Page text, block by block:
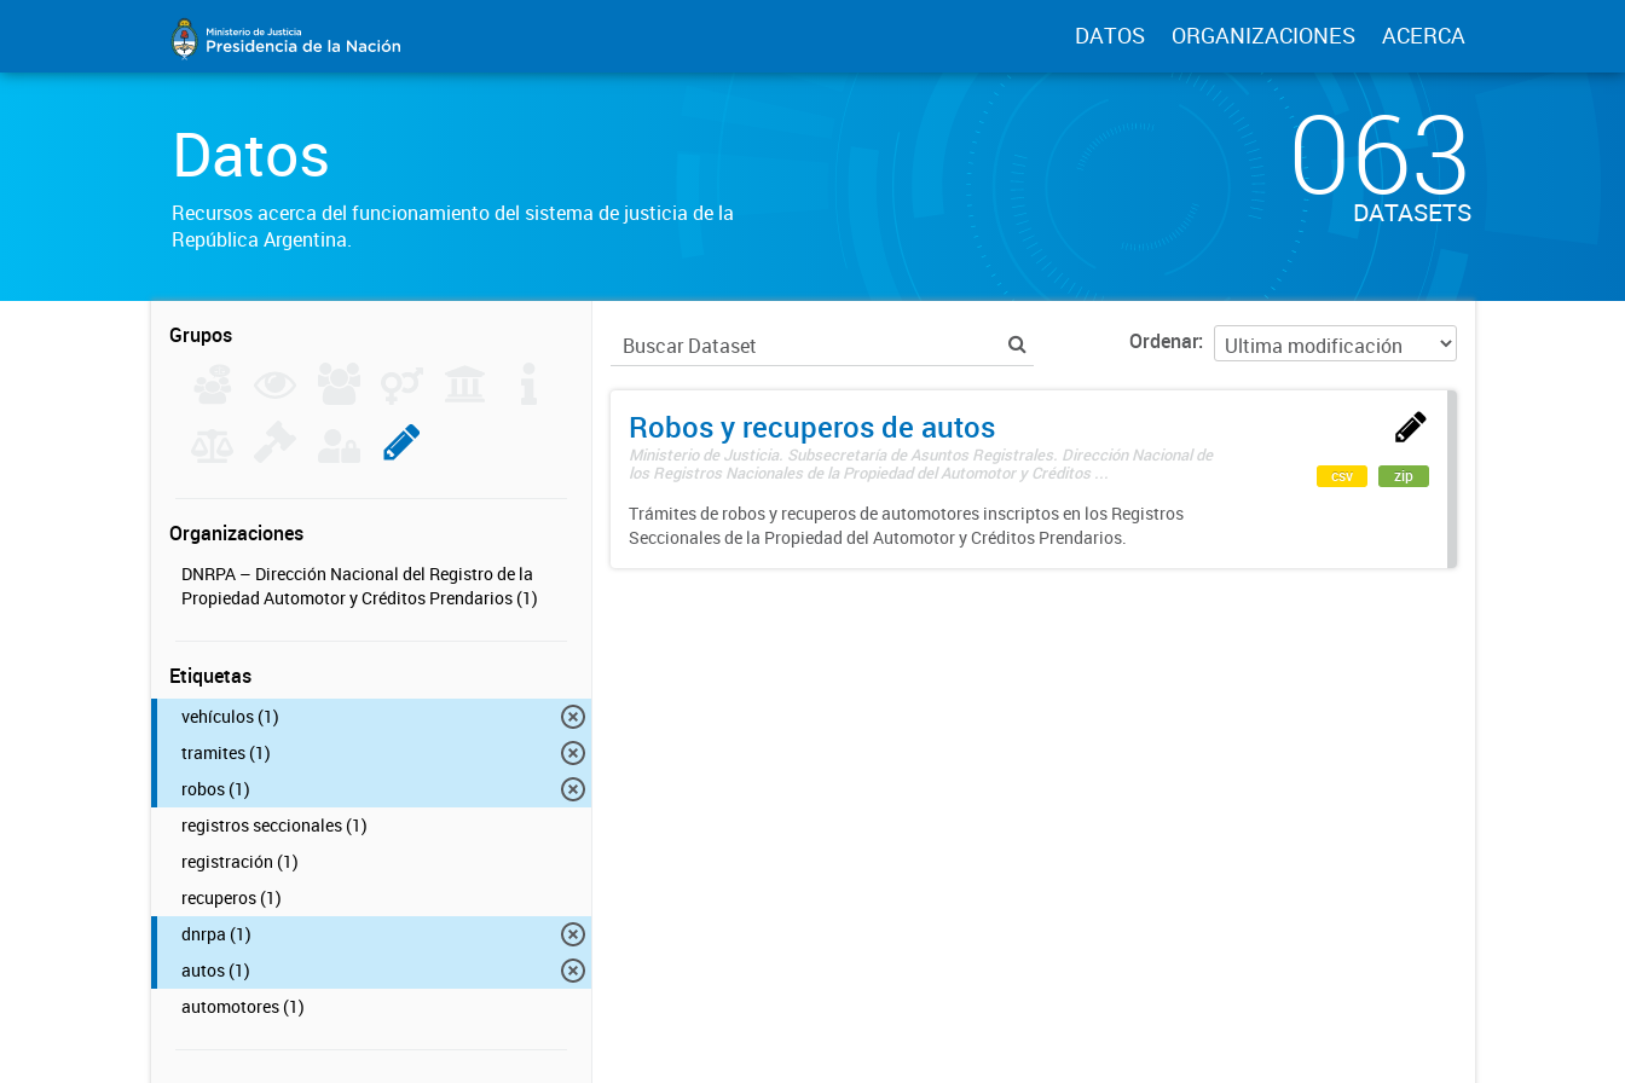
DATOS ORGANIZACIONES ACERCA
Datos
Recursos acerca del funcionamiento del sistema de justicia de la
República Argentina.
063
DATASETS
Grupos
Organizaciones
DNRPA – Dirección Nacional del Registro de la
Propiedad Automotor y Créditos Prendarios (1)
Etiquetas
vehículos (1)
tramites (1)
robos (1)
registros seccionales (1)
registración (1)
recuperos (1)
dnrpa (1)
autos (1)
automotores (1)
Ordenar
Robos y recuperos de autos
Ministerio de Justicia. Subsecretaría de Asuntos Registrales. Dirección Nacional de
los Registros Nacionales de la Propiedad del Automotor y Créditos ...
Trámites de robos y recuperos de automotores inscriptos en los Registros
Seccionales de la Propiedad del Automotor y Créditos Prendarios.
csv zip